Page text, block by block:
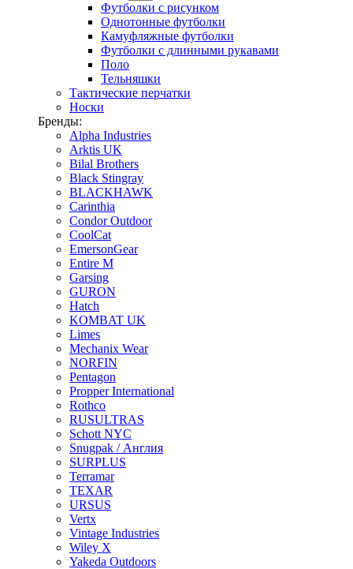
Футболки с рисунком
Однотонные футболки
Камуфляжные футболки
Футболки с длинными рукавами
Поло
Тельняшки
Тактические перчатки
Носки
Бренды:
Alpha Industries
Arktis UK
Bilal Brothers
Black Stingray
BLACKHAWK
Carinthia
Condor Outdoor
CoolCat
EmersonGear
Entire M
Garsing
GURON
Hatch
KOMBAT UK
Limes
Mechanix Wear
NORFIN
Pentagon
Propper International
Rothco
RUSULTRAS
Schott NYC
Snugpak / Англия
SURPLUS
Terramar
TEXAR
URSUS
Vertx
Vintage Industries
Wiley X
Yakeda Outdoors